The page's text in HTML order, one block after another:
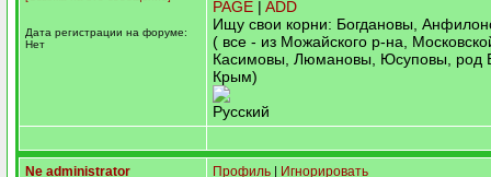
Дата регистрации на форуме:
Нет
PAGE | ADD
Ищу свои корни: Богдановы,
( все - из Можайского р-на,
Касимовы, Люмановы, Юсуповы, род
Крым)
Русский
Ne administrator Профиль
Игнорировать